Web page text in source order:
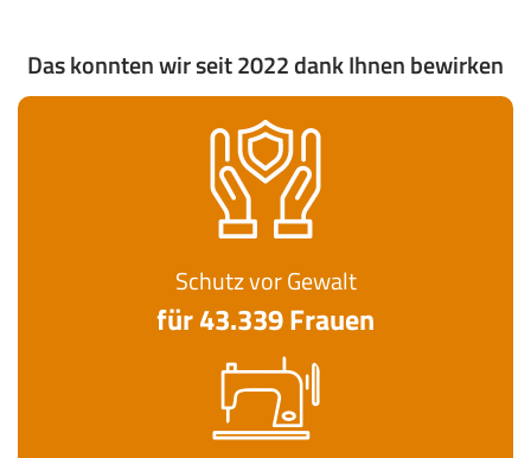
Das konnten wir seit 2022 dank Ihnen bewirken
Schutz vor Gewalt
für 43.339 Frauen